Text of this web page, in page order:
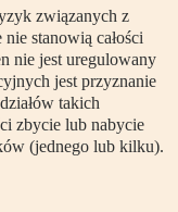
związanych z
stanowią całości
nie jest uregulowany
jest przyznanie
takich
zbycie lub nabycie
(jednego lub kilku).